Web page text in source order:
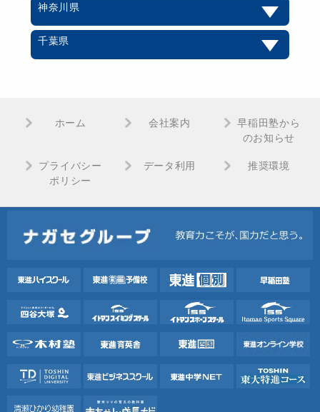
神奈川県
千葉県
ホーム 会社案内
早稲田塾から
のお知らせ
プライバシー
ポリシー
データ利用 推奨環境